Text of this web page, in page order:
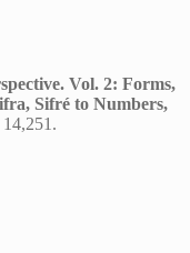
Vol. 2: Forms,
Sifré to Numbers,